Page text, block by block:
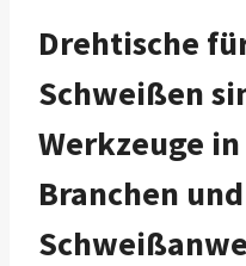
Drehtische
Schweißen
Werkzeuge
Branchen und